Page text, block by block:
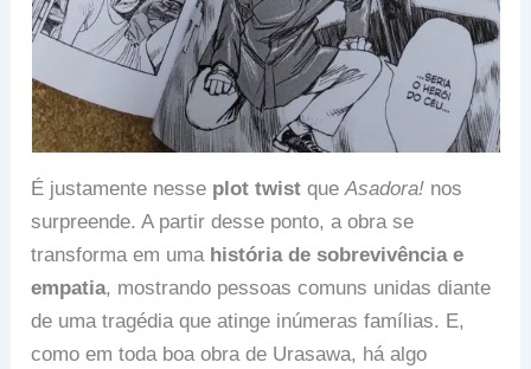
É justamente nesse plot twist queAsadora! nos
surpreende. A partir desse ponto, a obra se
transforma em uma história de sobrevivência e
empatia, mostrando pessoas comuns unidas diante
de uma tragédia que atinge inúmeras famílias. E,
como em toda boa obra de Urasawa, há algo